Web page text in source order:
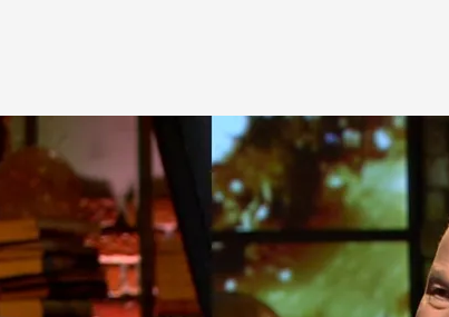
que enciende la mesa de debate de 'Cuarto milenio'.cuatro.com
Nieves, y los doctores José Cabrera y
el último informe del Ministerio de